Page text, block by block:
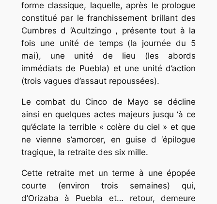
forme classique, laquelle, après le prologue
constitué par le franchissement brillant des
Cumbres d ‘Acultzingo , présente tout à la
fois une unité de temps (la journée du 5
mai), une unité de lieu (les abords
immédiats de Puebla) et une unité d’action
(trois vagues d’assaut repoussées).
Le combat du Cinco de Mayose décline
ainsi en quelques actes majeurs jusqu ‘à ce
qu’éclate la terrible « colère du ciel » et que
ne vienne s’amorcer, en guise d ‘épilogue
tragique, la retraite des six mille.
Cette retraite met un terme à une épopée
courte (environ trois semaines) qui,
d’Orizaba à Puebla et… retour, demeure